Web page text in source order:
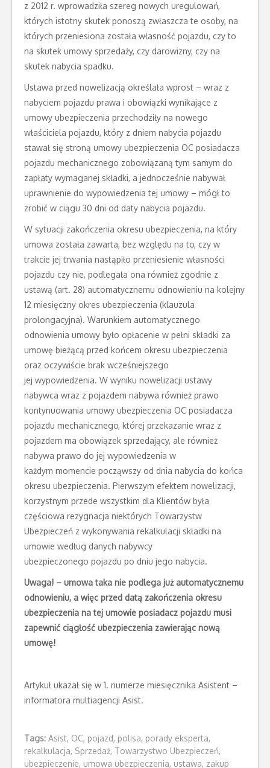
z 2012 r. wprowadziła szereg nowych uregulowań,
których istotny skutek ponoszą zwłaszcza te osoby, na
których przeniesiona została własność pojazdu, czy to
na skutek umowy sprzedaży, czy darowizny, czy na
skutek nabycia spadku.
Ustawa przed nowelizacją określała wprost – wraz z
nabyciem pojazdu prawa i obowiązki wynikające z
umowy ubezpieczenia przechodziły na nowego
właściciela pojazdu, który z dniem nabycia pojazdu
stawał się stroną umowy ubezpieczenia OC posiadacza
pojazdu mechanicznego zobowiązaną tym samym do
zapłaty wymaganej składki, a jednocześnie nabywał
uprawnienie do wypowiedzenia tej umowy – mógł to
zrobić w ciągu 30 dni od daty nabycia pojazdu.
W sytuacji zakończenia okresu ubezpieczenia, na który
umowa została zawarta, bez względu na to, czy w
trakcie jej trwania nastąpiło przeniesienie własności
pojazdu czy nie, podlegała ona również zgodnie z
ustawą (art. 28) automatycznemu odnowieniu na kolejny
12 miesięczny okres ubezpieczenia (klauzula
prolongacyjna). Warunkiem automatycznego
odnowienia umowy było opłacenie w pełni składki za
umowę bieżącą przed końcem okresu ubezpieczenia
oraz oczywiście brak wcześniejszego
jej wypowiedzenia. W wyniku nowelizacji ustawy
nabywca wraz z pojazdem nabywa również prawo
kontynuowania umowy ubezpieczenia OC posiadacza
pojazdu mechanicznego, której przekazanie wraz z
pojazdem ma obowiązek sprzedający, ale również
nabywa prawo do jej wypowiedzenia w
każdym momencie począwszy od dnia nabycia do końca
okresu ubezpieczenia. Pierwszym efektem nowelizacji,
korzystnym przede wszystkim dla Klientów była
częściowa rezygnacja niektórych Towarzystw
Ubezpieczeń z wykonywania rekalkulacji składki na
umowie według danych nabywcy
ubezpieczonego pojazdu po dniu jego nabycia.
Uwaga! – umowa taka nie podlega już automatycznemu
odnowieniu, a więc przed datą zakończenia okresu
ubezpieczenia na tej umowie posiadacz pojazdu musi
zapewnić ciągłość ubezpieczenia zawierając nową
umowę!
Artykuł ukazał się w 1. numerze miesięcznika Asistent –
informatora multiagencji Asist.
Tags: Asist, OC, pojazd, polisa, porady eksperta,
rekalkulacja, Sprzedaż, Towarzystwo Ubezpieczeń,
ubezpieczenie, umowa ubezpieczenia, ustawa, zakup